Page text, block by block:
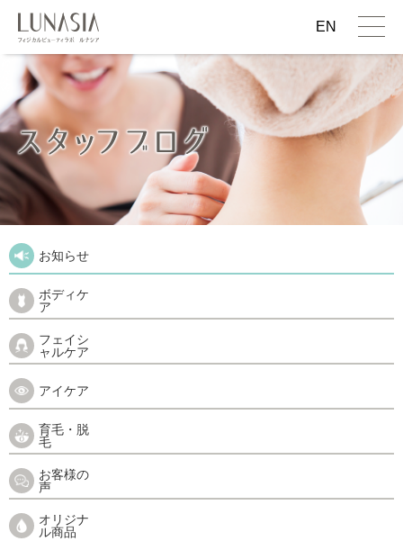
EN
お知らせ
ボディケ
ア
フェイシ
ャルケア
アイケア
育毛・脱
毛
お客様の
声
オリジナ
ル商品